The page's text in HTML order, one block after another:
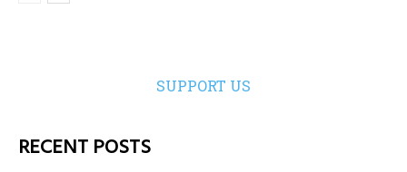
SUPPORT US
RECENT POSTS